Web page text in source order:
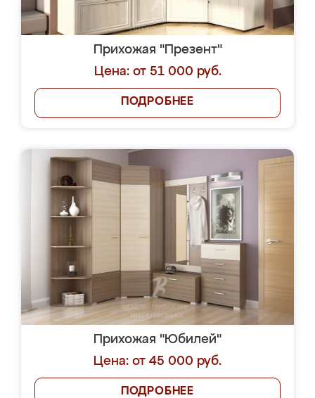
Прихожая "Презент"
Цена: от 51 000 руб.
ПОДРОБНЕЕ
Прихожая "Юбилей"
Цена: от 45 000 руб.
ПОДРОБНЕЕ